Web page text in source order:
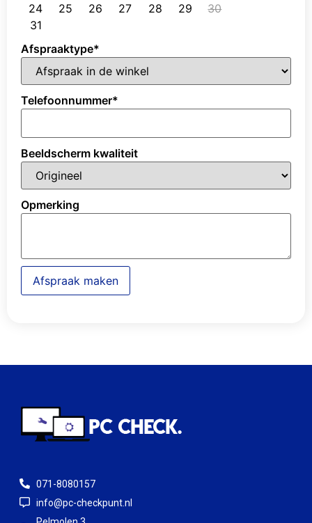
24
25 26 27 28 29
30
31
Afspraaktype*
Telefoonnummer*
Beeldscherm kwaliteit
Opmerking
Afspraak maken
071-8080157
info@pc-checkpunt.nl